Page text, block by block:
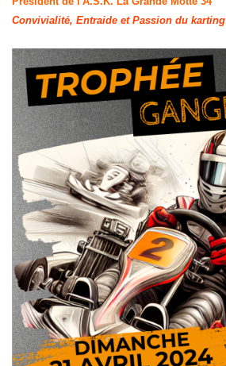
Convivialité, Entraide et Passion du karting